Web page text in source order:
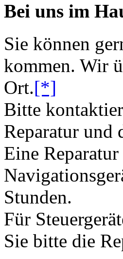
Bei uns im
Sie können
kommen. Wir
Ort.[*]
Bitte
Reparatur und
Eine
Stunden.
Für
Sie bitte die